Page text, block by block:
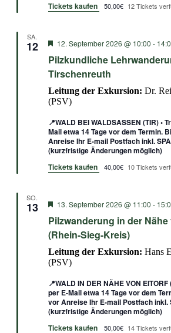
Tickets kaufen
50,00€ 12 Tickets
SA.
12 Empfohlen
12. September 2026 @ 10:00 -
Pilzkundliche
Tirschenreuth
Leitung der Exkursion: Dr.
(PSV)
📍WALD BEI WALDSASSEN (TIR) •
Mail etwa 14 Tage vor dem Termin.
Anreise Ihr E-mail Postfach inkl.
(kurzfristige Änderungen möglich)
Tickets kaufen
40,00€ 10 Tickets
SO.
13 Empfohlen
13. September 2026 @ 11:00 -
Pilzwanderung in der
(Rhein-Sieg-Kreis)
Leitung der Exkursion: Hans
(PSV)
📍WALD IN DER NÄHE VON
per E-Mail etwa 14 Tage vor dem
vor Anreise Ihr E-mail Postfach inkl.
(kurzfristige Änderungen möglich)
Tickets kaufen
50,00€ 14 Tickets